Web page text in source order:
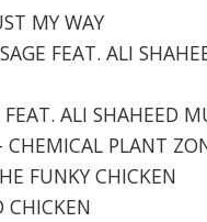
MY WAY
FEAT. ALI
ALI SHAHEED
PLANT
FUNKY CHICKEN
CHICKEN